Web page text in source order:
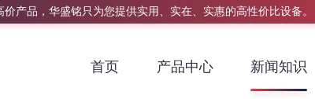
价产品，华盛铭只为您提供实用、实在、实惠的高性价比设备。
首页 产品中心 新闻知识